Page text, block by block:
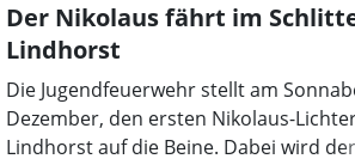
Der Nikolaus fährt im
Lindhorst
Die Jugendfeuerwehr stellt am
Dezember, den ersten Nikolaus-
Lindhorst auf die Beine. Dabei wird